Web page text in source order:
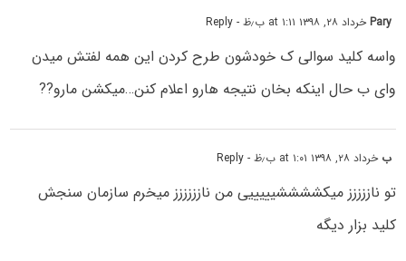
Paryخرداد ۲۸, ۱۳۹۸ at ۱:۱۱ ب٫ظ - Reply
واسه کلید سوالی ک خودشون طرح کردن این همه لفتش میدن
وای ب حال اینکه بخان نتیجه هارو اعلام کنن…میکشن مارو??
ب خرداد ۲۸, ۱۳۹۸ at ۱:۰۱ ب٫ظ - Reply
تو ناززززز میکششششیییییی من نازززززز میخرم سازمان سنجش
کلید بزار دیگه